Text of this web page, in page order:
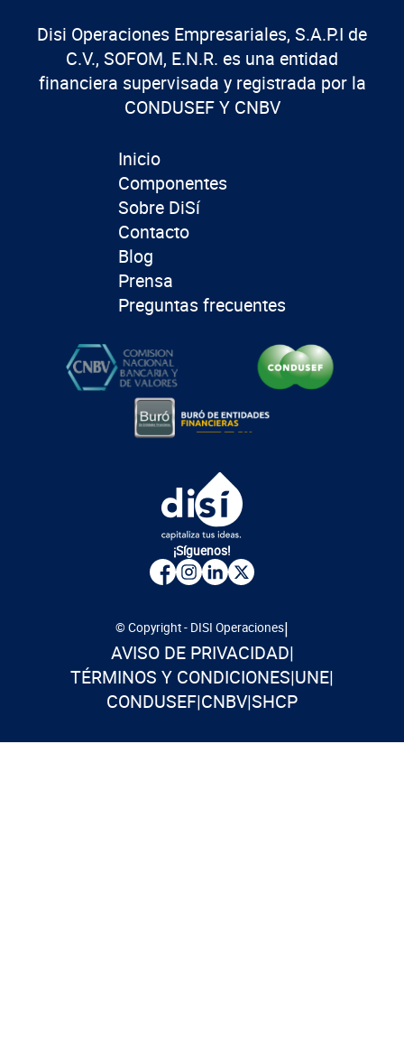
Inicio
Componentes
Sobre DiSí
Contacto
Blog
Prensa
Preguntas frecuentes
Disi Operaciones Empresariales, S.A.P.I de
C.V., SOFOM, E.N.R. es una entidad
financiera supervisada y registrada por la
CONDUSEF Y CNBV
¡Síguenos!
© Copyright - DISI Operaciones|
AVISO DE PRIVACIDAD|
TÉRMINOS Y CONDICIONES|UNE|
CONDUSEF|CNBV|SHCP